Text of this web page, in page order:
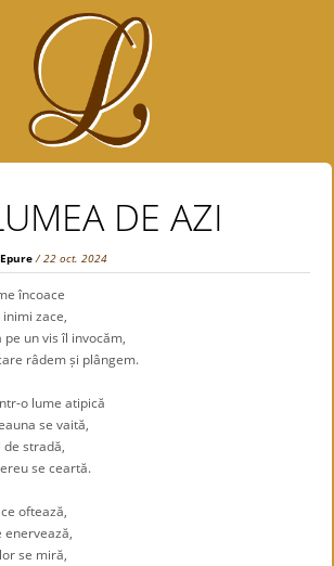
DE AZI
/ 22 oct. 2024
zace,
vis îl invocăm,
și plângem.
lume atipică
se vaită,
stradă,
se ceartă.
miră,